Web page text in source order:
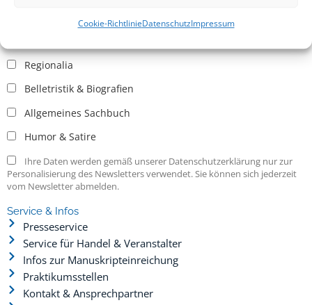
Cookie-RichtlinieDatenschutzImpressum
Kritische Theorie / Philosophie
Regionalia
Belletristik & Biografien
Allgemeines Sachbuch
Humor & Satire
Ihre Daten werden gemäß unserer Datenschutzerklärung nur zur
Personalisierung des Newsletters verwendet. Sie können sich jederzeit
vom Newsletter abmelden.
Service & Infos
Presseservice
Service für Handel & Veranstalter
Infos zur Manuskripteinreichung
Praktikumsstellen
Kontakt & Ansprechpartner